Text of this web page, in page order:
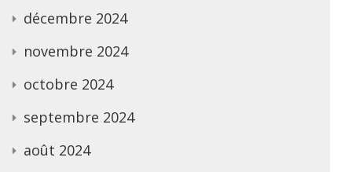
décembre 2024
novembre 2024
octobre 2024
septembre 2024
août 2024